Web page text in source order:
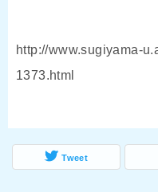
http://www.sugiyama-
1373.html
Tweet